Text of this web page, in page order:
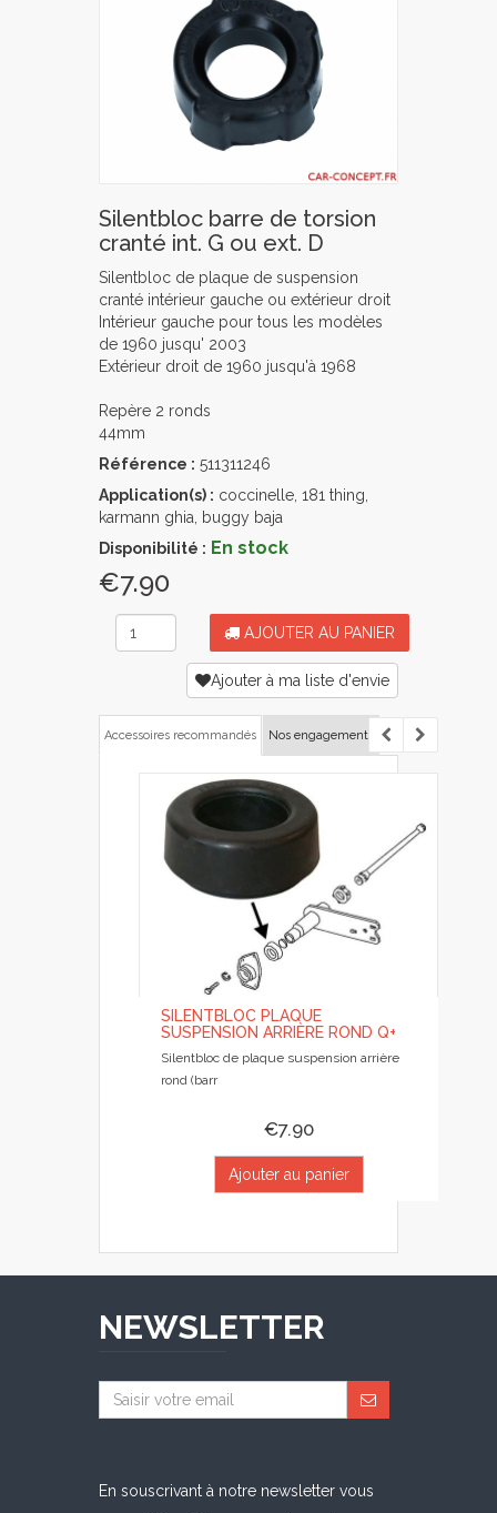
Silentbloc barre de torsion
cranté int. G ou ext. D
Silentbloc de plaque de suspension
cranté intérieur gauche ou extérieur droit
Intérieur gauche pour tous les modèles
de 1960 jusqu' 2003
Extérieur droit de 1960 jusqu'à 1968
Repère 2 ronds
44mm
Référence : 511311246
Application(s) : coccinelle, 181 thing,
karmann ghia, buggy baja
Disponibilité : En stock
€7.90
AJOUTER AU PANIER
Ajouter à ma liste d'envie
Accessoires recommandés Nos engagements
SILENTBLOC PLAQUE
SUSPENSION ARRIÈRE ROND Q+
Silentbloc de plaque suspension arrière
rond (barr
€7.90
Ajouter au panier
NEWSLETTER
En souscrivant à notre newsletter vous